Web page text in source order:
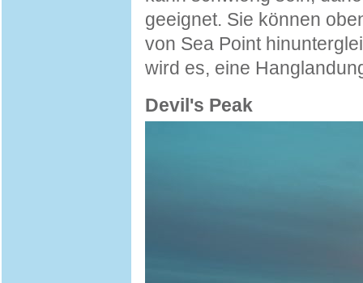
geeignet. Sie können
von Sea Point
wird es, eine
Devil's Peak